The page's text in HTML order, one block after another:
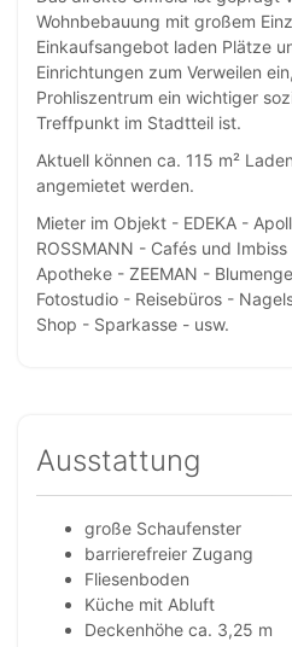
Wohnbebauung mit großem
Einkaufsangebot laden Plätze
Einrichtungen zum Verweilen
Prohliszentrum ein wichtiger
Treffpunkt im Stadtteil ist.
Aktuell können ca. 115 m²
angemietet werden.
Mieter im Objekt - EDEKA -
ROSSMANN - Cafés und
Apotheke - ZEEMAN -
Fotostudio - Reisebüros -
Shop - Sparkasse - usw.
Ausstattung
große Schaufenster
barrierefreier Zugang
Fliesenboden
Küche mit Abluft
Deckenhöhe ca. 3,25 m